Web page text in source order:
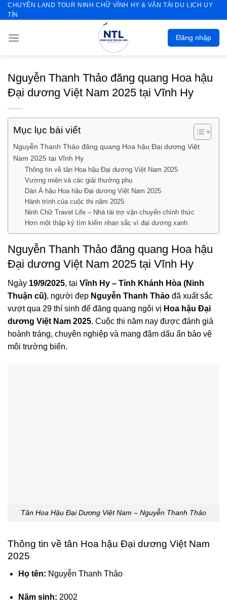
Skip
to
CHUYÊN LAND TOUR NINH CHỮ VĨNH HY & VẬN TẢI DU LỊCH UY
TÍN
Đăng nhập
Nguyễn Thanh Thảo đăng quang Hoa hậu
Đại dương Việt Nam 2025 tại Vĩnh Hy
Mục lục bài viết
Nguyễn Thanh Thảo đăng quang Hoa hậu Đại dương Việt
Nam 2025 tại Vĩnh Hy
Thông tin về tân Hoa hậu Đại dương Việt Nam 2025
Vương miện và các giải thưởng phụ
Dàn Á hậu Hoa hậu Đại dương Việt Nam 2025
Hành trình của cuộc thi năm 2025
Ninh Chữ Travel Life – Nhà tài trợ vận chuyển chính thức
Hơn một thập kỷ tìm kiếm nhan sắc vì đại dương xanh
Nguyễn Thanh Thảo đăng quang Hoa hậu
Đại dương Việt Nam 2025 tại Vĩnh Hy
Ngày 19/9/2025, tại Vĩnh Hy – Tỉnh Khánh Hòa (Ninh
Thuận cũ), người đẹp Nguyễn Thanh Thảo đã xuất sắc
vượt qua 29 thí sinh để đăng quang ngôi vị Hoa hậu Đại
dương Việt Nam 2025. Cuộc thi năm nay được đánh giá
hoành tráng, chuyên nghiệp và mang đậm dấu ấn bảo vệ
môi trường biển.
Tân Hoa Hậu Đại Dương Việt Nam – Nguyễn Thanh Thảo
Thông tin về tân Hoa hậu Đại dương Việt Nam
2025
Họ tên: Nguyễn Thanh Thảo
Năm sinh: 2002